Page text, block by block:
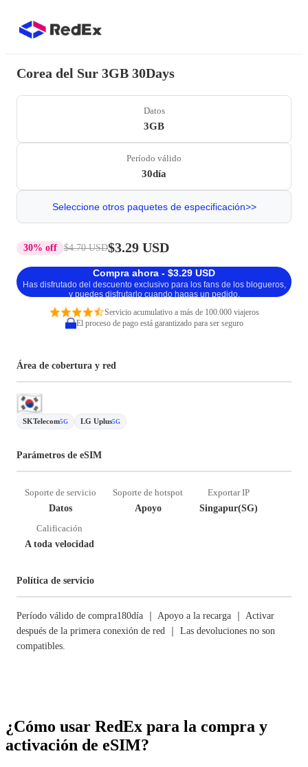
Corea del Sur 3GB 30Days
Datos
3GB
Período válido
30día
Seleccione otros paquetes de especificación>>
30% off $4.70 USD$3.29 USD
Compra ahora - $3.29 USD
Has disfrutado del descuento exclusivo para los fans de los blogueros,
y puedes disfrutarlo cuando hagas un pedido.
Servicio acumulativo a más de 100.000 viajeros
El proceso de pago está garantizado para ser seguro
Área de cobertura y red
SKTelecom5G LG Uplus5G
Parámetros de eSIM
Soporte de servicio
Datos
Soporte de hotspot
Apoyo
Exportar IP
Singapur(SG)
Calificación
A toda velocidad
Política de servicio
Período válido de compra180día ｜ Apoyo a la recarga ｜ Activar
después de la primera conexión de red ｜ Las devoluciones no son
compatibles.
¿Cómo usar RedEx para la compra y
activación de eSIM?